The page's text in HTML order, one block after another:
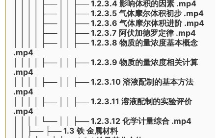
│ │ │ │ ├── │ │ ├── 1.2.3.4 影响体积的因素 .mp4
│ │ │ │ ├── │ │ ├── 1.2.3.5 气体摩尔体积初步 .mp4
│ │ │ │ ├── │ │ ├── 1.2.3.6 气体摩尔体积进阶 .mp4
│ │ │ │ ├── │ │ ├── 1.2.3.7 阿伏加德罗定律 .mp4
│ │ │ │ ├── │ │ ├── 1.2.3.8 物质的量浓度基本概念
.mp4
│ │ │ │ ├── │ │ ├── 1.2.3.9 物质的量浓度相关计算
.mp4
│ │ │ │ ├── │ │ ├── 1.2.3.10 溶液配制的基本方法
.mp4
│ │ │ │ ├── │ │ ├── 1.2.3.11 溶液配制的实验评价
.mp4
│ │ │ │ └── │ │ ├── 1.2.3.12 化学计量综合 .mp4
│ │ ├── ├── 1.3 铁 金属材料